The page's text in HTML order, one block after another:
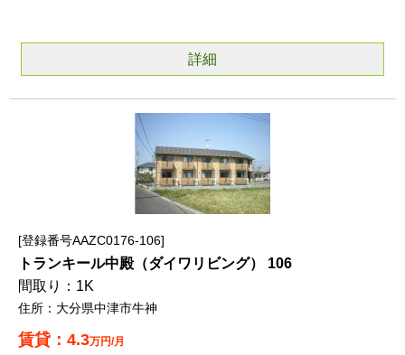
詳細
登録番号AAZC0176-106
トランキール中殿（ダイワリビング） 106
1K
大分県中津市牛神
4.3万円/月